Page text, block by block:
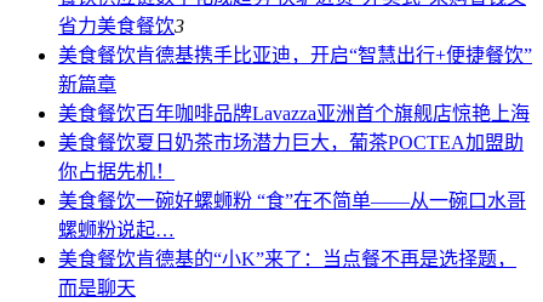
省力美食餐饮3
美食餐饮肯德基携手比亚迪，开启“智慧出行+便捷餐饮”
新篇章
美食餐饮百年咖啡品牌Lavazza亚洲首个旗舰店惊艳上海
美食餐饮夏日奶茶市场潜力巨大，葡茶POCTEA加盟助
你占据先机！
美食餐饮一碗好螺蛳粉 “食”在不简单——从一碗口水哥
螺蛳粉说起…
美食餐饮肯德基的“小K”来了：当点餐不再是选择题，
而是聊天